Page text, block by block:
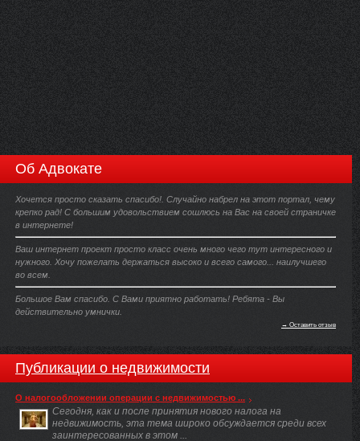
Об Адвокате
Хочется просто сказать спасибо!. Случайно набрел на этот портал, чему
крепко рад! С большим удовольствием сошлюсь на Вас на своей страничке
в интернете!
Ваш интернет проект просто класс очень много чего тут интересного и
нужного. Хочу пожелать держаться высоко и всего самого... наилучшего
во всем.
Большое Вам спасибо. С Вами приятно работать! Ребята - Вы
действительно умнички.
→ Оставить отзыв
Публикации о недвижимости
О налогообложении операции с недвижимостью ...
Сегодня, как и после принятия нового налога на
недвижимость, эта тема широко обсуждается среди всех
заинтересованных в этом ...